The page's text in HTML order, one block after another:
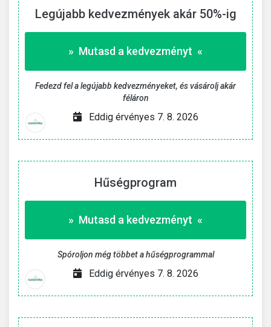
Legújabb kedvezmények akár 50%-ig
» Mutasd a kedvezményt «
Fedezd fel a legújabb kedvezményeket, és vásárolj akár
féláron
Eddig érvényes 7. 8. 2026
Hűségprogram
» Mutasd a kedvezményt «
Spóroljon még többet a hűségprogrammal
Eddig érvényes 7. 8. 2026